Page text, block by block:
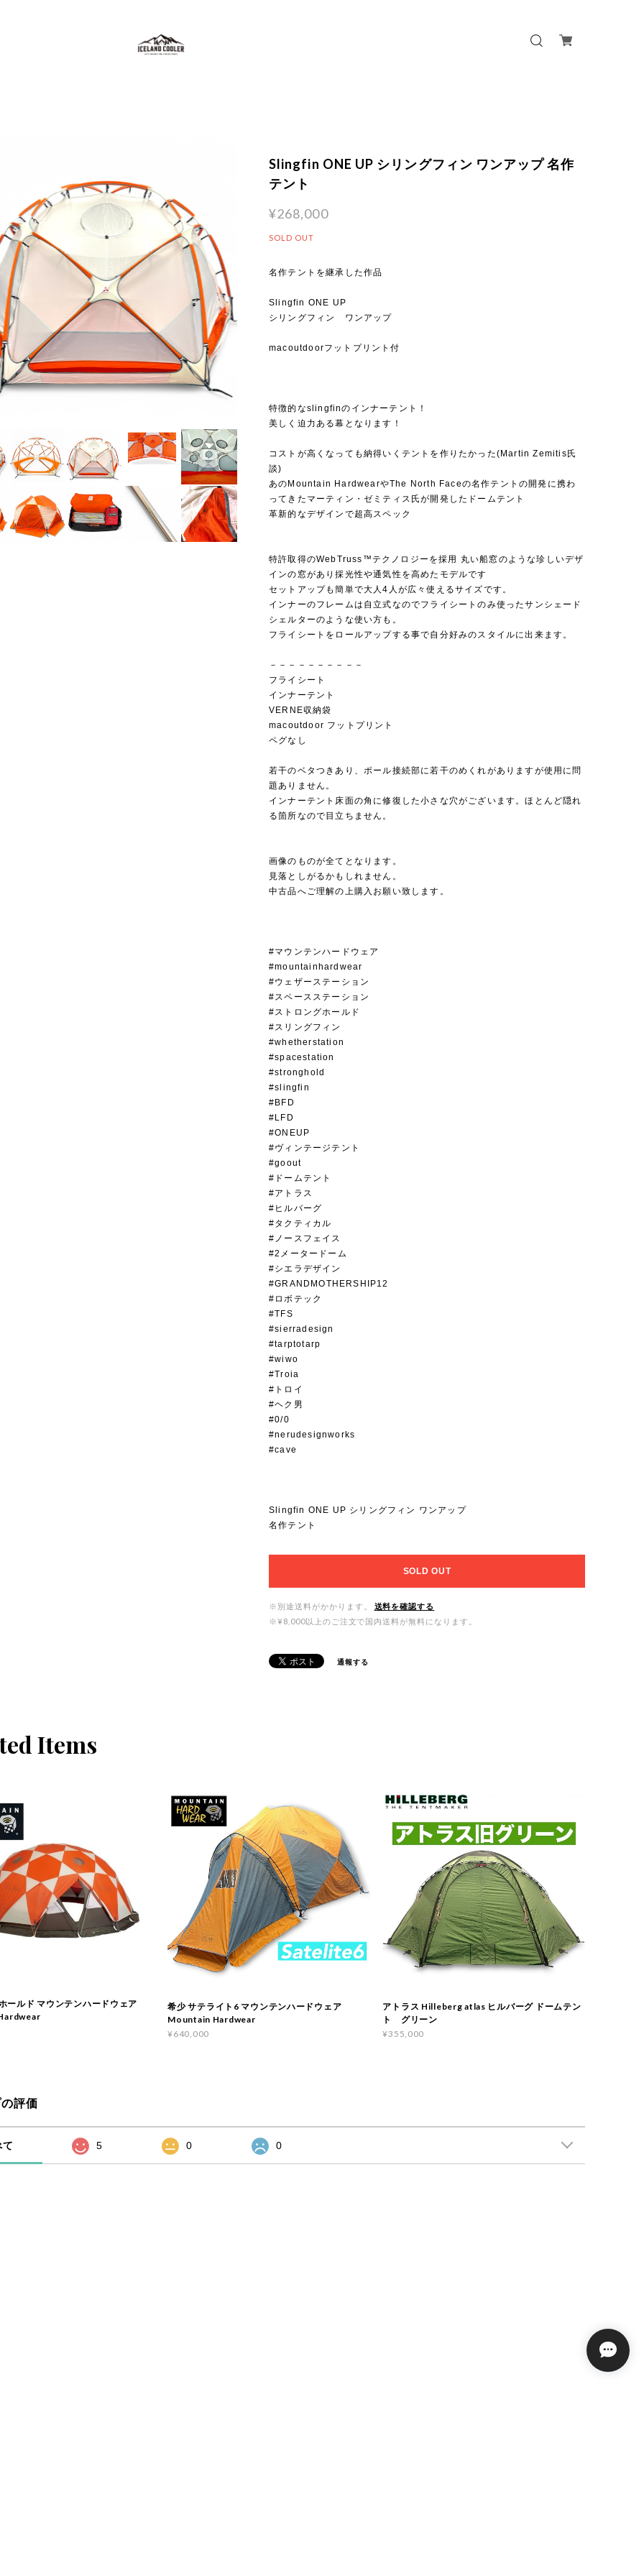
Slingfin ONE UP シリングフィン ワンアップ 名作
テント
¥268,000
SOLD OUT
名作テントを継承した作品
Slingfin ONE UP
シリングフィン ワンアップ
macoutdoorフットプリント付
特徴的なslingfinのインナーテント！
美しく迫力ある幕となります！
コストが高くなっても納得いくテントを作りたかった(Martin Zemitis氏
談)
あのMountain HardwearやThe North Faceの名作テントの開発に携わ
ってきたマーティン・ゼミティス氏が開発したドームテント
革新的なデザインで超高スペック
特許取得のWebTruss™テクノロジーを採用 丸い船窓のような珍しいデザ
インの窓があり採光性や通気性を高めたモデルです
セットアップも簡単で大人4人が広々使えるサイズです。
インナーのフレームは自立式なのでフライシートのみ使ったサンシェード
シェルターのような使い方も。
フライシートをロールアップする事で自分好みのスタイルに出来ます。
－－－－－－－－－－
フライシート
インナーテント
VERNE収納袋
macoutdoor フットプリント
ペグなし
若干のベタつきあり、ポール接続部に若干のめくれがありますが使用に問
題ありません。
インナーテント床面の角に修復した小さな穴がございます。ほとんど隠れ
る箇所なので目立ちません。
画像のものが全てとなります。
見落としがるかもしれません。
中古品へご理解の上購入お願い致します。
#マウンテンハードウェア
#mountainhardwear
#ウェザーステーション
#スペースステーション
#ストロングホールド
#スリングフィン
#whetherstation
#spacestation
#stronghold
#slingfin
#BFD
#LFD
#ONEUP
#ヴィンテージテント
#goout
#ドームテント
#アトラス
#ヒルバーグ
#タクティカル
#ノースフェイス
#2メータードーム
#シエラデザイン
#GRANDMOTHERSHIP12
#ロボテック
#TFS
#sierradesign
#tarptotarp
#wiwo
#Troia
#トロイ
#ヘク男
#0/0
#nerudesignworks
#cave
Slingfin ONE UP シリングフィン ワンアップ
名作テント
SOLD OUT
※別途送料がかかります。
送料を確認する
※¥8,000以上のご注文で国内送料が無料になります。
通報する
Items
ールド マウンテンハードウェア
希少 サテライト6 マウンテンハードウェア
Mountain Hardwear
¥640,000
アトラス Hilleberg atlas ヒルバーグ ドームテン
ト グリーン
¥355,000
評価
て 5 0 0